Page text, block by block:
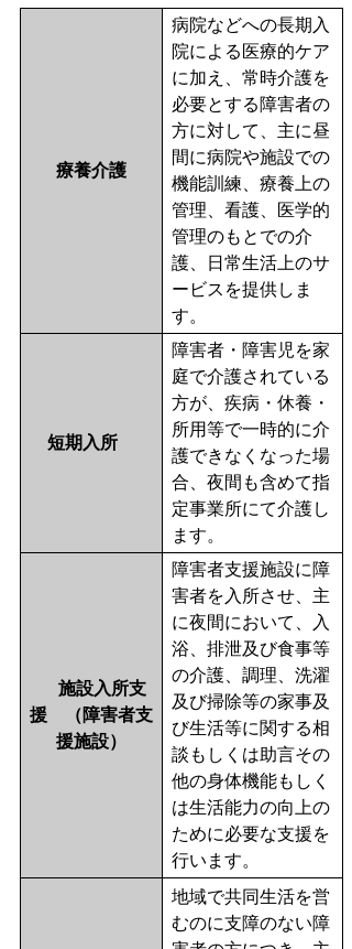
療養介護
病院などへの長期入
院による医療的ケア
に加え、常時介護を
必要とする障害者の
方に対して、主に昼
間に病院や施設での
機能訓練、療養上の
管理、看護、医学的
管理のもとでの介
護、日常生活上のサ
ービスを提供しま
す。
短期入所
障害者・障害児を家
庭で介護されている
方が、疾病・休養・
所用等で一時的に介
護できなくなった場
合、夜間も含めて指
定事業所にて介護し
ます。
施設入所支
援 （障害者支
援施設）
障害者支援施設に障
害者を入所させ、主
に夜間において、入
浴、排泄及び食事等
の介護、調理、洗濯
及び掃除等の家事及
び生活等に関する相
談もしくは助言その
他の身体機能もしく
は生活能力の向上の
ために必要な支援を
行います。
地域で共同生活を営
むのに支障のない障